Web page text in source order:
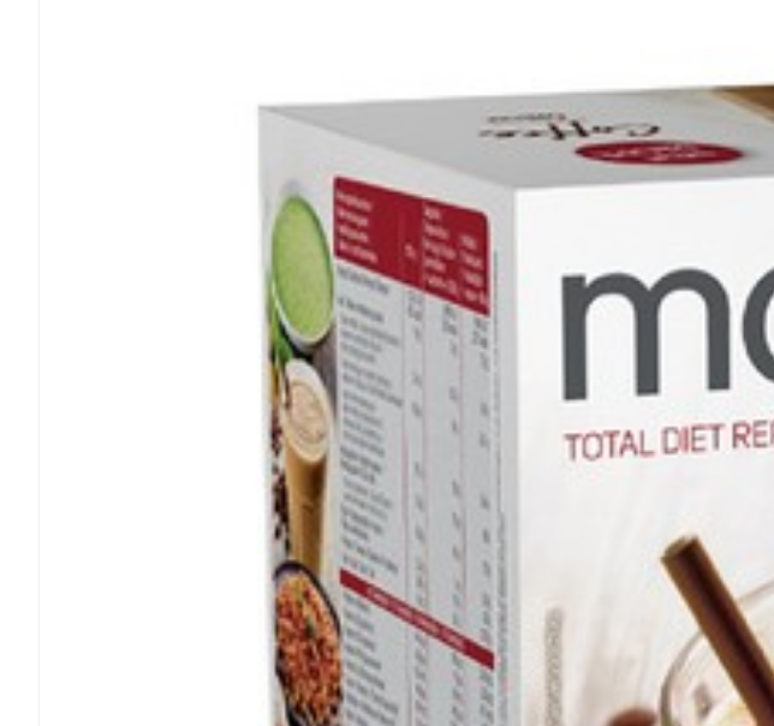
Methionine
Leucine
Isoleucine
Valine
Tyrosine
Arginine
Zout
Diepte
Hoeveelheid
Verpakking
Behoud